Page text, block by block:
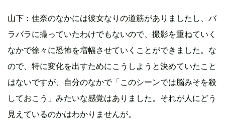
山下：佳奈のなかには彼女なりの道筋がありましたし、バ
ラバラに撮っていたわけでもないので、撮影を重ねていく
なかで徐々に恐怖を増幅させていくことができました。な
ので、特に変化を出すためにこうしようと決めていたこと
はないですが、自分のなかで「このシーンでは脳みそを殺
しておこう」みたいな感覚はありました。それが人にどう
見えているのかはわかりませんが。